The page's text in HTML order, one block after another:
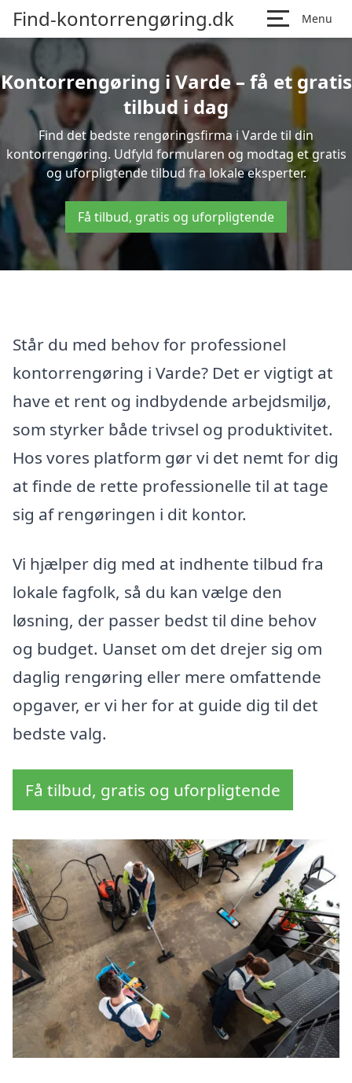
Find-kontorrengøring.dk Menu
Kontorrengøring i Varde – få et gratis
tilbud i dag
Find det bedste rengøringsfirma i Varde til din
kontorrengøring. Udfyld formularen og modtag et gratis
og uforpligtende tilbud fra lokale eksperter.
Få tilbud, gratis og uforpligtende
Står du med behov for professionel
kontorrengøring i Varde? Det er vigtigt at
have et rent og indbydende arbejdsmiljø,
som styrker både trivsel og produktivitet.
Hos vores platform gør vi det nemt for dig
at finde de rette professionelle til at tage
sig af rengøringen i dit kontor.
Vi hjælper dig med at indhente tilbud fra
lokale fagfolk, så du kan vælge den
løsning, der passer bedst til dine behov
og budget. Uanset om det drejer sig om
daglig rengøring eller mere omfattende
opgaver, er vi her for at guide dig til det
bedste valg.
Få tilbud, gratis og uforpligtende